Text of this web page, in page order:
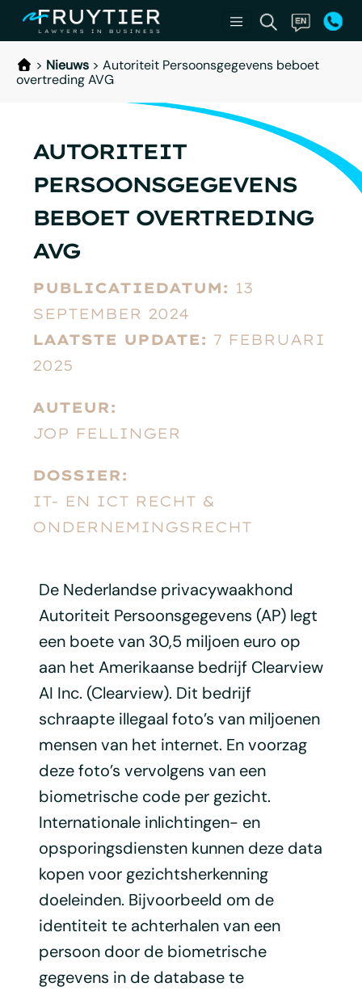
> Nieuws > Autoriteit Persoonsgegevens beboet
overtreding AVG
AUTORITEIT
PERSOONSGEGEVENS
BEBOET OVERTREDING
AVG
PUBLICATIEDATUM: 13
SEPTEMBER 2024
LAATSTE UPDATE: 7 FEBRUARI
2025
AUTEUR:
JOP FELLINGER
DOSSIER:
IT- EN ICT RECHT &
ONDERNEMINGSRECHT
De Nederlandse privacywaakhond
Autoriteit Persoonsgegevens (AP) legt
een boete van 30,5 miljoen euro op
aan het Amerikaanse bedrijf Clearview
AI Inc. (Clearview). Dit bedrijf
schraapte illegaal foto’s van miljoenen
mensen van het internet. En voorzag
deze foto’s vervolgens van een
biometrische code per gezicht.
Internationale inlichtingen- en
opsporingsdiensten kunnen deze data
kopen voor gezichtsherkenning
doeleinden. Bijvoorbeeld om de
identiteit te achterhalen van een
persoon door de biometrische
gegevens in de database te